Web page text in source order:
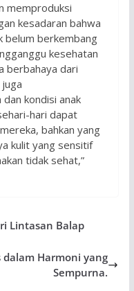
memproduksi
kesadaran bahwa
belum berkembang
kesehatan
berbahaya dari
kondisi anak
hari dapat
bahkan yang
kulit yang sensitif
tidak sehat,”
Lintasan Balap
dalam Harmoni yang
Sempurna.